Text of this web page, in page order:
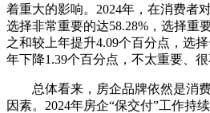
着重大的影响。2024年，在消费者
选择非常重要的达58.28%，选择重
之和较上年提升4.09个百分点，选
年下降1.39个百分点，不太重要、很
总体看来，房企品牌依然是消费
因素。2024年房企“保交付”工作持